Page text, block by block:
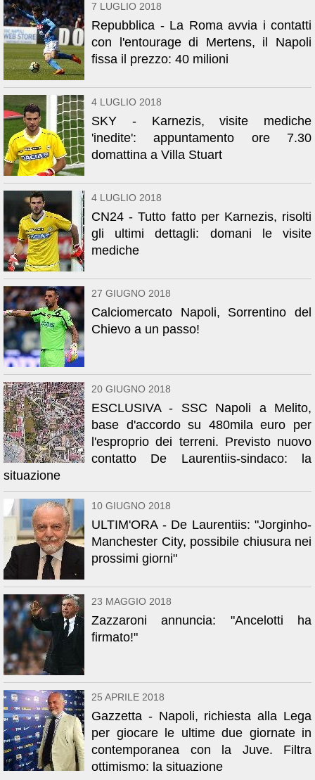
7 LUGLIO 2018
Repubblica - La Roma avvia i contatti
con l'entourage di Mertens, il Napoli
fissa il prezzo: 40 milioni
4 LUGLIO 2018
SKY - Karnezis, visite mediche
'inedite': appuntamento ore 7.30
domattina a Villa Stuart
4 LUGLIO 2018
CN24 - Tutto fatto per Karnezis, risolti
gli ultimi dettagli: domani le visite
mediche
27 GIUGNO 2018
Calciomercato Napoli, Sorrentino del
Chievo a un passo!
20 GIUGNO 2018
ESCLUSIVA - SSC Napoli a Melito,
base d'accordo su 480mila euro per
l'esproprio dei terreni. Previsto nuovo
contatto De Laurentiis-sindaco: la
situazione
10 GIUGNO 2018
ULTIM'ORA - De Laurentiis: "Jorginho-
Manchester City, possibile chiusura nei
prossimi giorni"
23 MAGGIO 2018
Zazzaroni annuncia: "Ancelotti ha
firmato!"
25 APRILE 2018
Gazzetta - Napoli, richiesta alla Lega
per giocare le ultime due giornate in
contemporanea con la Juve. Filtra
ottimismo: la situazione